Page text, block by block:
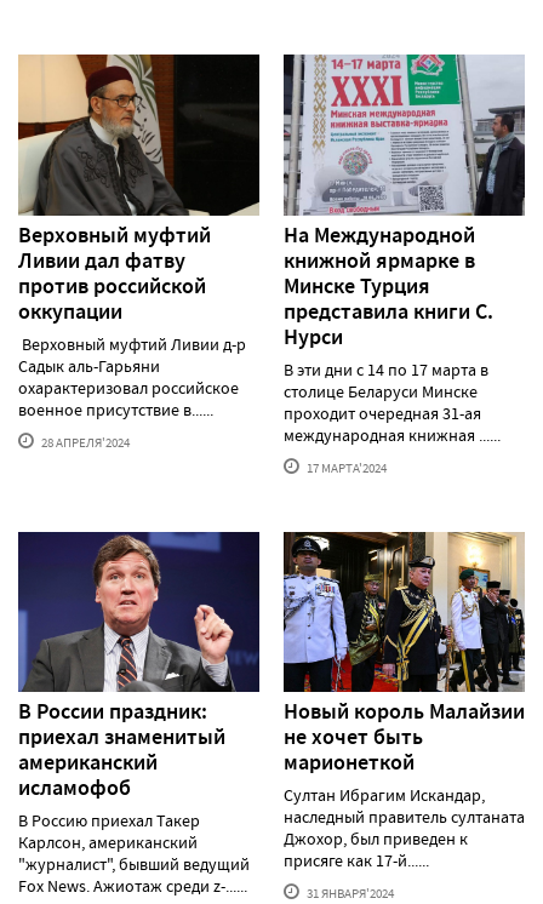
Верховный муфтий
Ливии дал фатву
против российской
оккупации
Верховный муфтий Ливии д-р
Садык аль-Гарьяни
охарактеризовал российское
военное присутствие в......
28 АПРЕЛЯ'2024
На Международной
книжной ярмарке в
Минске Турция
представила книги С.
Нурси
В эти дни с 14 по 17 марта в
столице Беларуси Минске
проходит очередная 31-ая
международная книжная ......
17 МАРТА'2024
В России праздник:
приехал знаменитый
американский
исламофоб
В Россию приехал Такер
Карлсон, американский
"журналист", бывший ведущий
Fox News. Ажиотаж среди z-......
Новый король Малайзии
не хочет быть
марионеткой
Султан Ибрагим Искандар,
наследный правитель султаната
Джохор, был приведен к
присяге как 17-й......
31 ЯНВАРЯ'2024